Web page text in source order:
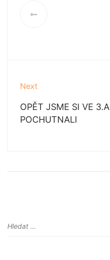
Next
OPĚT JSME SI VE 3.A
POCHUTNALI